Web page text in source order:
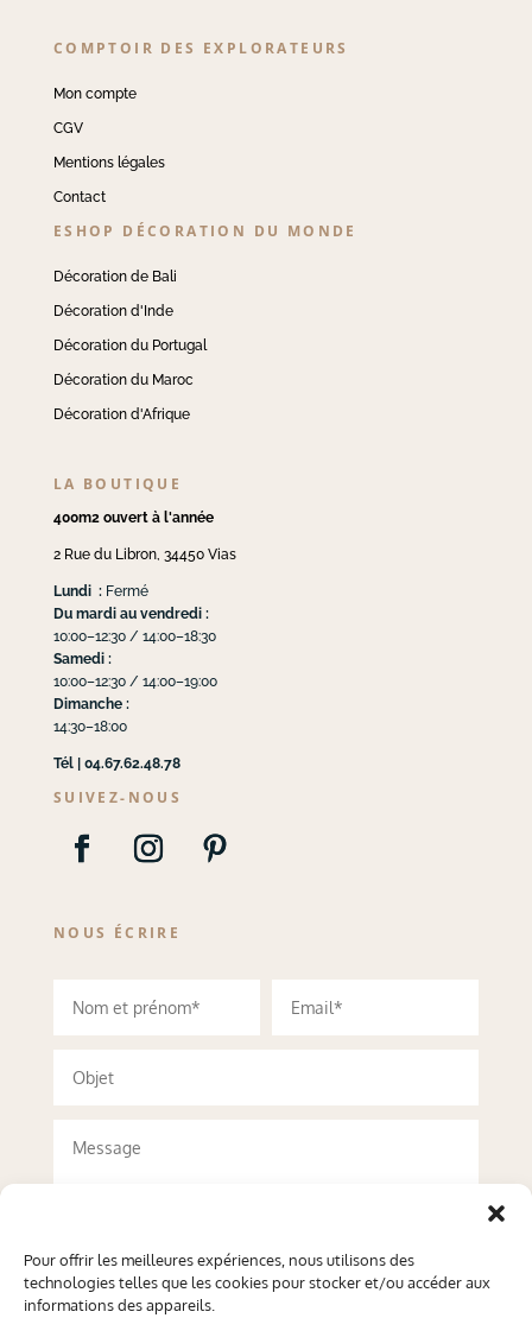
Pour offrir les meilleures expériences, nous utilisons des
technologies telles que les cookies pour stocker et/ou accéder aux
informations des appareils.
COMPTOIR DES EXPLORATEURS
Mon compte
CGV
Mentions légales
Contact
ESHOP DÉCORATION DU MONDE
Décoration de Bali
Décoration d'Inde
Décoration du Portugal
Décoration du Maroc
Décoration d'Afrique
LA BOUTIQUE
400m2 ouvert à l'année
2 Rue du Libron, 34450 Vias
Lundi :Fermé
Du mardi au vendredi :
10:00–12:30 / 14:00–18:30
Samedi :
10:00–12:30 / 14:00–19:00
Dimanche :
14:30–18:00
Tél | 04.67.62.48.78
SUIVEZ-NOUS
NOUS ÉCRIRE